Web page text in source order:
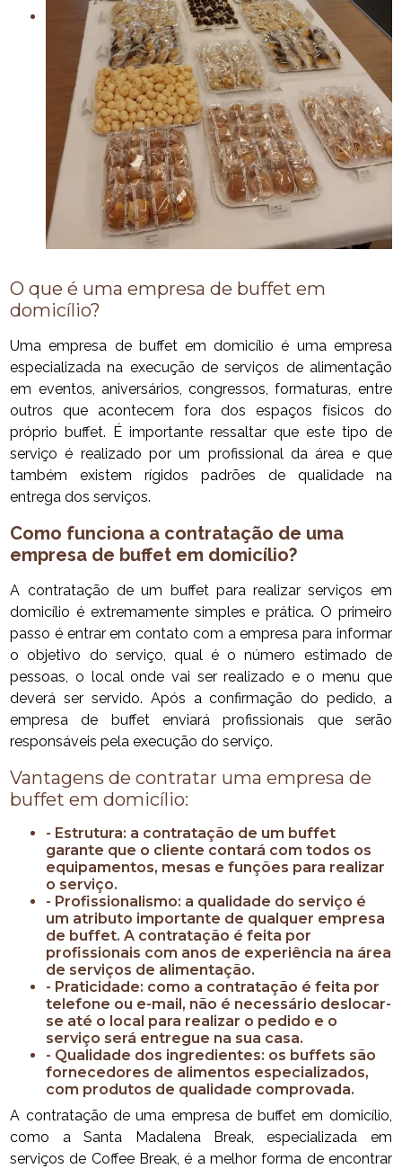
O que é uma empresa de buffet em
domicílio?
Uma empresa de buffet em domicílio é uma empresa
especializada na execução de serviços de alimentação
em eventos, aniversários, congressos, formaturas, entre
outros que acontecem fora dos espaços físicos do
próprio buffet. É importante ressaltar que este tipo de
serviço é realizado por um profissional da área e que
também existem rígidos padrões de qualidade na
entrega dos serviços.
Como funciona a contratação de uma
empresa de buffet em domicílio?
A contratação de um buffet para realizar serviços em
domicílio é extremamente simples e prática. O primeiro
passo é entrar em contato com a empresa para informar
o objetivo do serviço, qual é o número estimado de
pessoas, o local onde vai ser realizado e o menu que
deverá ser servido. Após a confirmação do pedido, a
empresa de buffet enviará profissionais que serão
responsáveis pela execução do serviço.
Vantagens de contratar uma empresa de
buffet em domicílio:
- Estrutura: a contratação de um buffet
garante que o cliente contará com todos os
equipamentos, mesas e funções para realizar
o serviço.
- Profissionalismo: a qualidade do serviço é
um atributo importante de qualquer empresa
de buffet. A contratação é feita por
profissionais com anos de experiência na área
de serviços de alimentação.
- Praticidade: como a contratação é feita por
telefone ou e-mail, não é necessário deslocar-
se até o local para realizar o pedido e o
serviço será entregue na sua casa.
- Qualidade dos ingredientes: os buffets são
fornecedores de alimentos especializados,
com produtos de qualidade comprovada.
A contratação de uma empresa de buffet em domicílio,
como a Santa Madalena Break, especializada em
serviços de Coffee Break, é a melhor forma de encontrar